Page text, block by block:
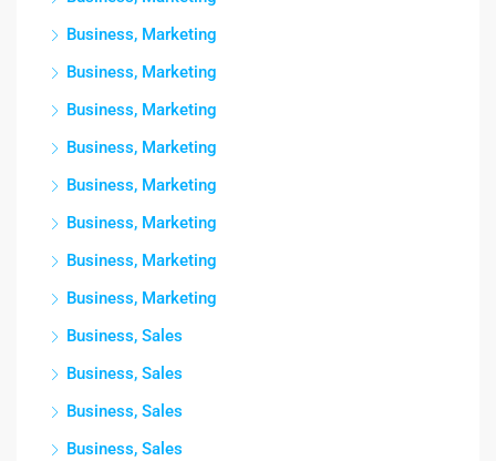
Business, Marketing
Business, Marketing
Business, Marketing
Business, Marketing
Business, Marketing
Business, Marketing
Business, Marketing
Business, Marketing
Business, Sales
Business, Sales
Business, Sales
Business, Sales